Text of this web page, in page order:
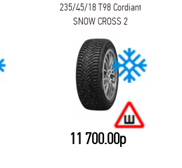
235/45/18 T98 Cordiant
SNOW CROSS 2
11 700.00р